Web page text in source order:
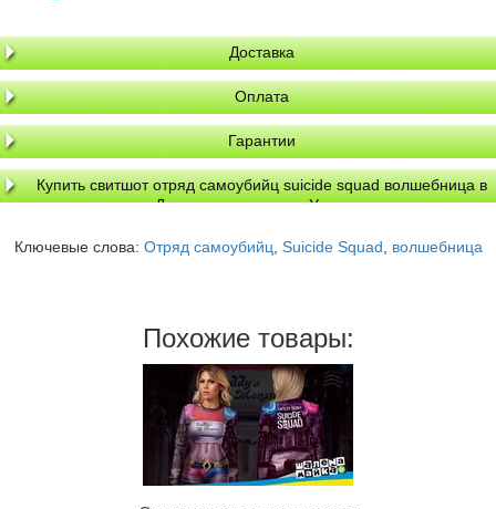
Доставка
Оплата
Гарантии
Купить свитшот отряд самоубийц suicide squad волшебница в
Днепре, доставка по Украине
Ключевые слова: Отряд самоубийц Suicide Squad волшебница
Похожие товары: